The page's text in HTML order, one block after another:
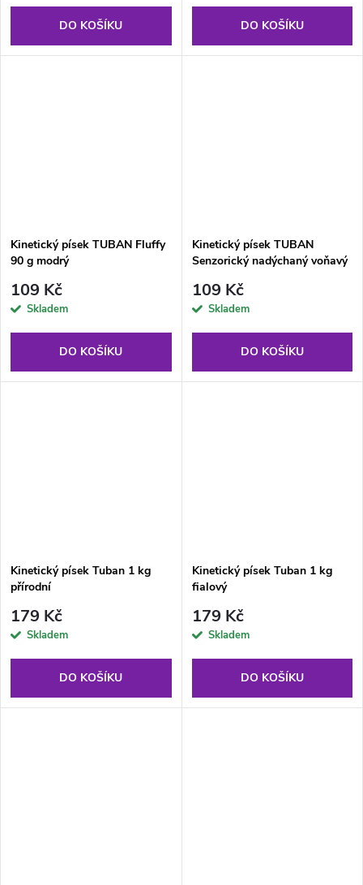
DO KOŠÍKU DO KOŠÍKU
Kinetický písek TUBAN Fluffy
90 g modrý
109 Kč
Skladem
DO KOŠÍKU
Kinetický písek TUBAN
Senzorický nadýchaný voňavý
109 Kč
Skladem
DO KOŠÍKU
Kinetický písek Tuban 1 kg
přírodní
179 Kč
Skladem
DO KOŠÍKU
Kinetický písek Tuban 1 kg
fialový
179 Kč
Skladem
DO KOŠÍKU